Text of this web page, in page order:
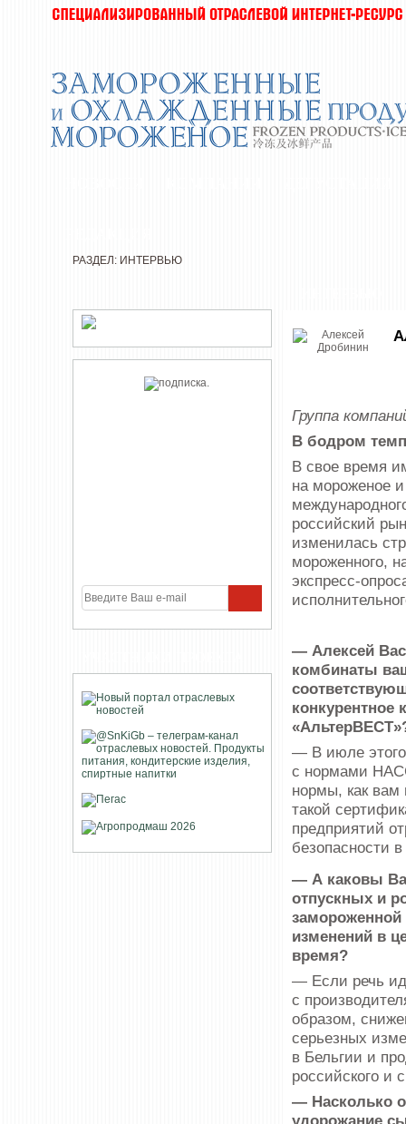
РАЗДЕЛ: ИНТЕРВЬЮ
Группа
В бодром
В свое время
на мороженое
российский
изменилась
мороженного,
экспресс-
— Алексей
комбинаты
конкурентное
— В июле этого
с нормами
нормы, как
такой
предприятий
безопасности
— А каковы
отпускных и
замороженной
изменений в
время?
— Если речь
с
образом,
серьезных
в Бельгии и
российского и
— Насколько
удорожание